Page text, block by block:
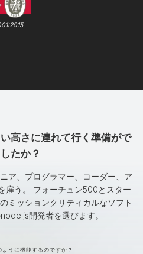
高さに連れて行く準備がで
たか？
ア、プログラマー、コーダー、ア
雇う。 フォーチュン500とスター
ミッションクリティカルなソフト
開発者を選びます。
ように機能するのですか？